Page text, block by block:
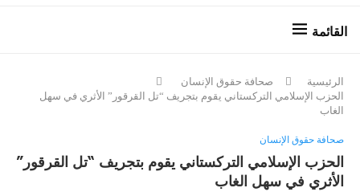
الرئيسية
صحافة حقوق الإنسان
الحزب الإسلامي التركستاني يقوم بتجريف “تل القرقور” الأثري في سهل
الغاب
صحافة حقوق الإنسان
الحزب الإسلامي التركستاني يقوم بتجريف “تل القرقور”
الأثري في سهل الغاب